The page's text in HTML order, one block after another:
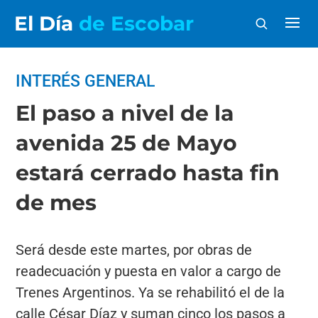
El Día de Escobar
INTERÉS GENERAL
El paso a nivel de la
avenida 25 de Mayo
estará cerrado hasta fin
de mes
Será desde este martes, por obras de
readecuación y puesta en valor a cargo de
Trenes Argentinos. Ya se rehabilitó el de la
calle César Díaz y suman cinco los pasos a